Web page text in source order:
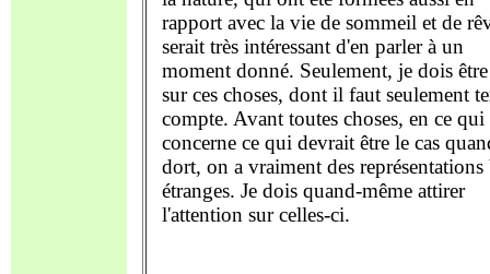
rapport avec la vie de sommeil et de
serait très intéressant d'en parler à un
moment donné. Seulement, je dois
sur ces choses, dont il faut seulement
compte. Avant toutes choses, en ce qui
concerne ce qui devrait être le cas
dort, on a vraiment des représentations
étranges. Je dois quand-même attirer
l'attention sur celles-ci.